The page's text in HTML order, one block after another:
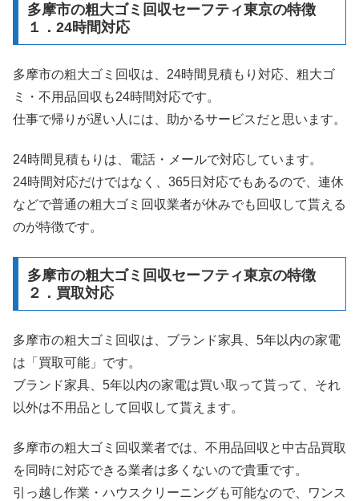
多摩市の粗大ゴミ回収セーフティ東京の特徴
１．24時間対応
多摩市の粗大ゴミ回収は、24時間見積もり対応、粗大ゴ
ミ・不用品回収も24時間対応です。
仕事で帰りが遅い人には、助かるサービスだと思います。
24時間見積もりは、電話・メールで対応しています。
24時間対応だけではなく、365日対応でもあるので、連休
などで普通の粗大ゴミ回収業者が休みでも回収して貰える
のが特徴です。
多摩市の粗大ゴミ回収セーフティ東京の特徴
２．買取対応
多摩市の粗大ゴミ回収は、ブランド家具、5年以内の家電
は「買取可能」です。
ブランド家具、5年以内の家電は買い取って貰って、それ
以外は不用品として回収して貰えます。
多摩市の粗大ゴミ回収業者では、不用品回収と中古品買取
を同時に対応できる業者は多くないので貴重です。
引っ越し作業・ハウスクリーニングも可能なので、ワンス